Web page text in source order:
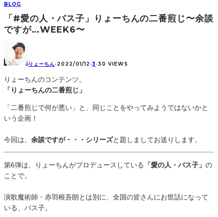
BLOG
「#愛の人・バス子」りょーちんの二番煎じ〜余談
ですが…WEEK6〜
りょーちん·2022/01/12 ·3 ·30 VIEWS
りょーちんのコンテンツ。
「りょーちんの二番煎じ」
「二番煎じで何が悪い」と、同じことをやってみようではないかと
いう企画！
今回は、 余談ですが・・・シリーズと題しましてお送りします。
第6弾は、りょーちんがプロデュースしている 「愛の人・バス子」 の
ことで。
演歌魔術師・赤羽根吾朗とは別に、全国の皆さんにお世話になって
いる、バス子。